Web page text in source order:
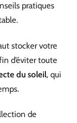
pratiques
stocker votre
d’éviter toute
du soleil, qui
de